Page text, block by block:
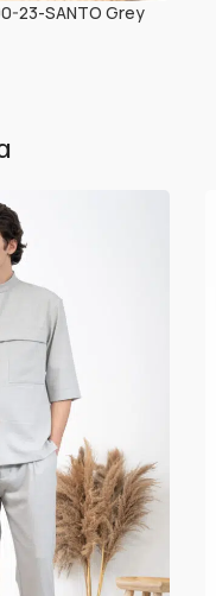
23-SANTO Grey